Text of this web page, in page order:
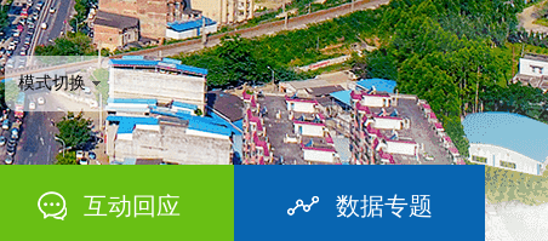
模式切换
互动回应 数据专题